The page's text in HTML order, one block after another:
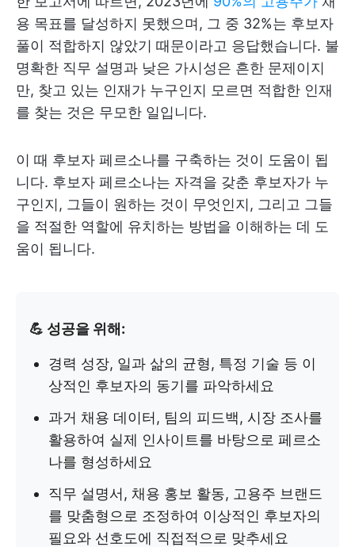
용 목표를 달성하지 못했으며, 그 중 32%는 후보자
풀이 적합하지 않았기 때문이라고 응답했습니다. 불
명확한 직무 설명과 낮은 가시성은 흔한 문제이지
만, 찾고 있는 인재가 누구인지 모르면 적합한 인재
를 찾는 것은 무모한 일입니다.
이 때 후보자 페르소나를 구축하는 것이 도움이 됩
니다. 후보자 페르소나는 자격을 갖춘 후보자가 누
구인지, 그들이 원하는 것이 무엇인지, 그리고 그들
을 적절한 역할에 유치하는 방법을 이해하는 데 도
움이 됩니다.
💪 성공을 위해:
경력 성장, 일과 삶의 균형, 특정 기술 등 이
상적인 후보자의 동기를 파악하세요
과거 채용 데이터, 팀의 피드백, 시장 조사를
활용하여 실제 인사이트를 바탕으로 페르소
나를 형성하세요
직무 설명서, 채용 홍보 활동, 고용주 브랜드
를 맞춤형으로 조정하여 이상적인 후보자의
필요와 선호도에 직접적으로 맞추세요